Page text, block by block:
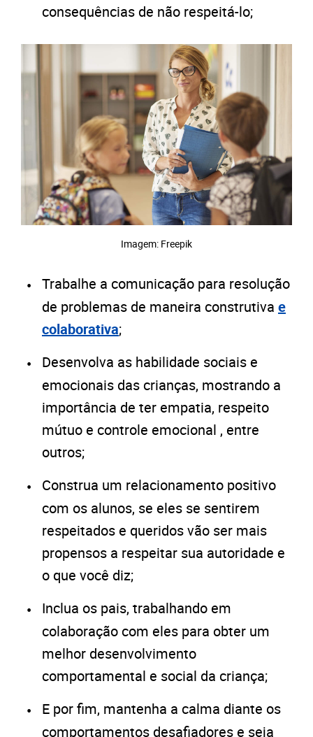
consequências de não respeitá-lo;
Imagem: Freepik
Trabalhe a comunicação para resolução
de problemas de maneira construtiva e
colaborativa;
Desenvolva as habilidade sociais e
emocionais das crianças, mostrando a
importância de ter empatia, respeito
mútuo e controle emocional , entre
outros;
Construa um relacionamento positivo
com os alunos, se eles se sentirem
respeitados e queridos vão ser mais
propensos a respeitar sua autoridade e
o que você diz;
Inclua os pais, trabalhando em
colaboração com eles para obter um
melhor desenvolvimento
comportamental e social da criança;
E por fim, mantenha a calma diante os
comportamentos desafiadores e seja